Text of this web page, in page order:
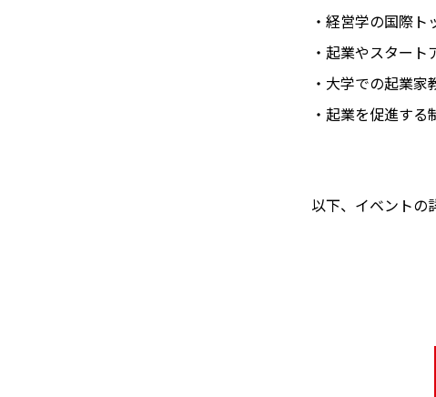
・経営学の国際
・起業やスター
・大学での起業
・起業を促進す
以下、イベントの